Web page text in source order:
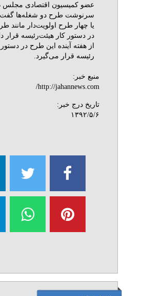
عضو کمیسیون اقتصادی مجلس
سرنوشت طرح دو شغله‌ها
یا چهار طرح اولویت‌دار مانند
در دستور کار هیئت‌رئیسه قرار
از هفته آینده این طرح در
رئیسه قرار می‌گیرد.
منبع خبر:
http://jahannews.com/
تاریخ درج خبر:
۱۳۹۲/۵/۶